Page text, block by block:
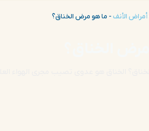
أمراض الأنف - ما هو مرض الخناق؟